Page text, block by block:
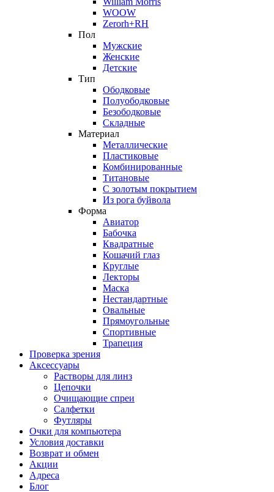
WOOW
Zerorh+RH
Пол
Мужские
Женские
Детские
Тип
Ободковые
Полуободковые
Безободковые
Складные
Материал
Металлические
Пластиковые
Комбинированные
Титановые
С золотым покрытием
Из рога буйвола
Форма
Авиатор
Бабочка
Квадратные
Кошачий глаз
Круглые
Лекторы
Маска
Нестандартные
Овальные
Прямоугольные
Спортивные
Трапеция
Проверка зрения
Аксессуары
Растворы для линз
Цепочки
Очищающие спреи
Салфетки
Футляры
Очки для компьютера
Условия доставки
Возврат и обмен
Акции
Адреса
Блог